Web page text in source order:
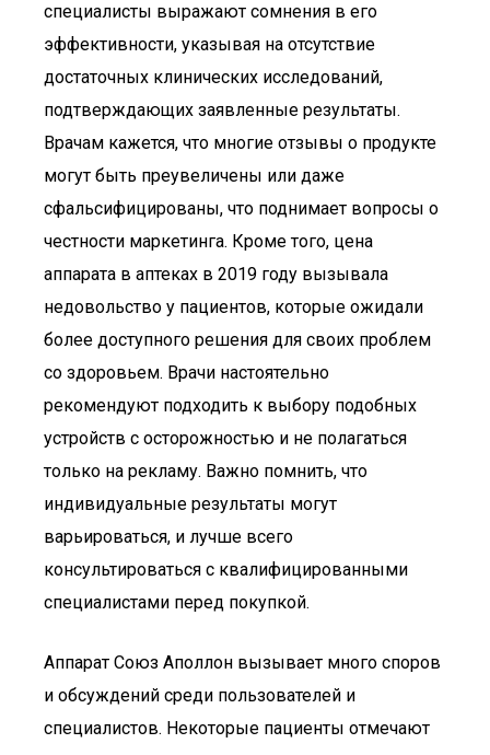
специалисты выражают сомнения в его
эффективности, указывая на отсутствие
достаточных клинических исследований,
подтверждающих заявленные результаты.
Врачам кажется, что многие отзывы о продукте
могут быть преувеличены или даже
сфальсифицированы, что поднимает вопросы о
честности маркетинга. Кроме того, цена
аппарата в аптеках в 2019 году вызывала
недовольство у пациентов, которые ожидали
более доступного решения для своих проблем
со здоровьем. Врачи настоятельно
рекомендуют подходить к выбору подобных
устройств с осторожностью и не полагаться
только на рекламу. Важно помнить, что
индивидуальные результаты могут
варьироваться, и лучше всего
консультироваться с квалифицированными
специалистами перед покупкой.
Аппарат Союз Аполлон вызывает много споров
и обсуждений среди пользователей и
специалистов. Некоторые пациенты отмечают